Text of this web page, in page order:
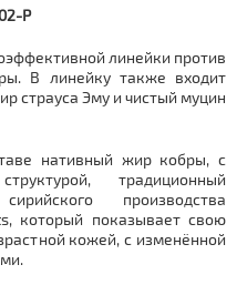
P
линейки против
В линейку также входит
страуса Эму и чистый муцин
нативный жир кобры, с
традиционный
производства
который показывает свою
кожей, с изменённой